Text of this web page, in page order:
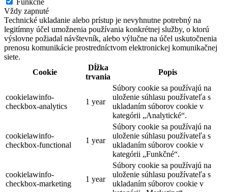
Vždy zapnuté
Technické ukladanie alebo prístup je nevyhnutne potrebný na
legitímny účel umožnenia používania konkrétnej služby, o ktorú
výslovne požiadal návštevník, alebo výlučne na účel uskutočnenia
prenosu komunikácie prostredníctvom elektronickej komunikačnej
siete.
Cookie
Dĺžka
trvania
Popis
cookielawinfo-
checkbox-analytics
1 year
Súbory cookie sa používajú na
uloženie súhlasu používateľa s
ukladaním súborov cookie v
kategórii „Analytické“.
cookielawinfo-
checkbox-functional
1 year
Súbory cookie sa používajú na
uloženie súhlasu používateľa s
ukladaním súborov cookie v
kategórii „Funkčné“.
cookielawinfo-
checkbox-marketing
1 year
Súbory cookie sa používajú na
uloženie súhlasu používateľa s
ukladaním súborov cookie v